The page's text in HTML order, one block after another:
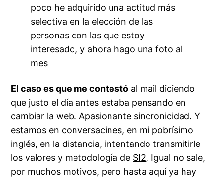
poco he adquirido una actitud más
selectiva en la elección de las
personas con las que estoy
interesado, y ahora hago una foto al
mes
El caso es que me contestó al mail diciendo
que justo el día antes estaba pensando en
cambiar la web. Apasionante sincronicidad. Y
estamos en conversacines, en mi pobrísimo
inglés, en la distancia, intentando transmitirle
los valores y metodología de SI2. Igual no sale,
por muchos motivos, pero hasta aquí ya hay